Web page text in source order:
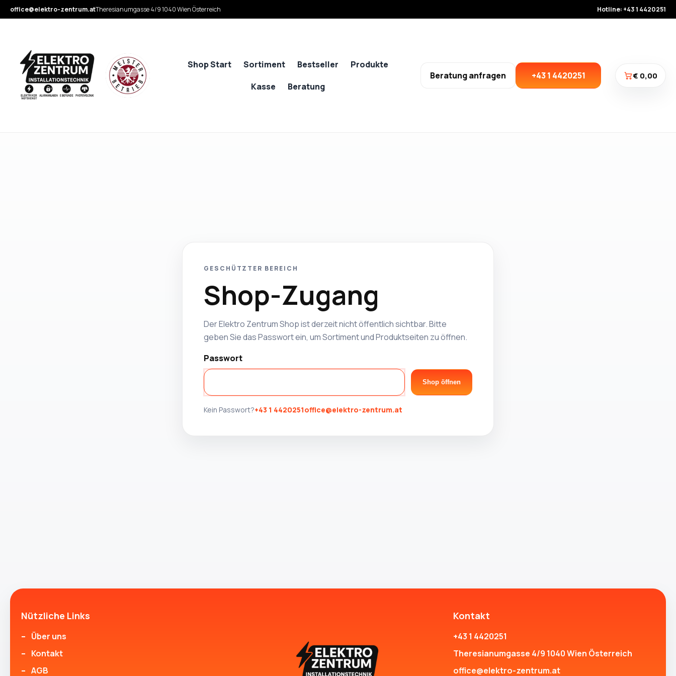
office@elektro-zentrum.atTheresianumgasse 4/9 1040 Wien Österreich Hotline: +43 1 4420251
€ 0,00
Shop Start Sortiment Bestseller
Produkte
Kasse
Beratung
Beratung anfragen +43 1 4420251
GESCHÜTZTER BEREICH
Shop-Zugang
Der Elektro Zentrum Shop ist derzeit nicht öffentlich sichtbar. Bitte
geben Sie das Passwort ein, um Sortiment und Produktseiten zu öffnen.
Passwort
Shop öffnen
Kein Passwort?+43 1 4420251office@elektro-zentrum.at
Nützliche Links
Über uns
Kontakt
AGB
Kontakt
+43 1 4420251
Theresianumgasse 4/9 1040 Wien Österreich
office@elektro-zentrum.at